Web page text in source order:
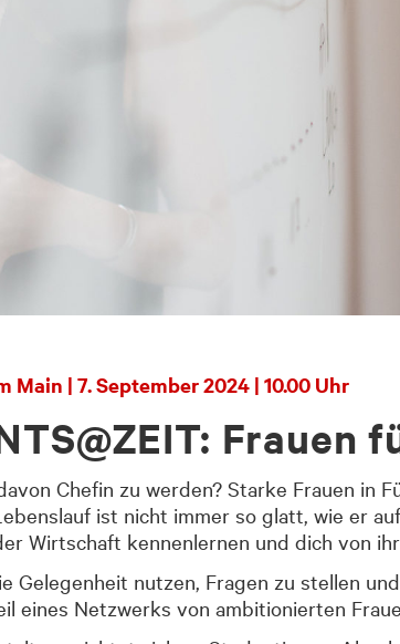
Main | 7. September 2024 | 10.00 Uhr
Frauen
Chefin zu werden? Starke Frauen in
ist nicht immer so glatt, wie er
Wirtschaft kennenlernen und dich von
Gelegenheit nutzen, Fragen zu stellen
eines Netzwerks von ambitionierten